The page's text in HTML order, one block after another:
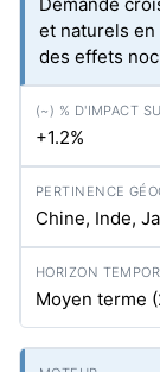
et naturels
des effets
+1.2%
Chine, Inde,
Moyen terme